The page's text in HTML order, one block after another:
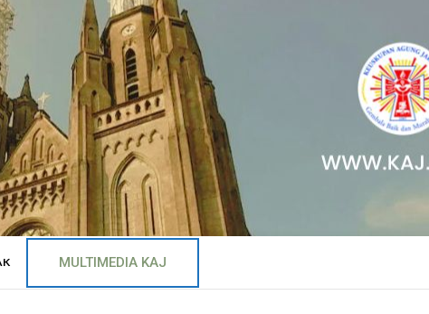
MULTIMEDIA KAJ